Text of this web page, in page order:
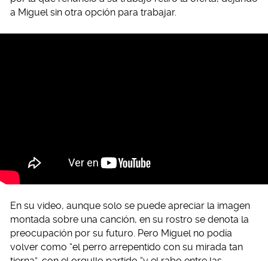
a Miguel sin otra opción para trabajar.
En su video, aunque solo se puede apreciar la imagen
montada sobre una canción, en su rostro se denota la
preocupación por su futuro. Pero Miguel no podía
volver como “el perro arrepentido con su mirada tan